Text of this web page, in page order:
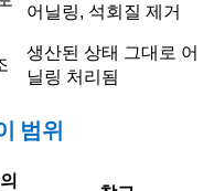
어닐링, 석회질 제거
생산된 상태 그대로 어
닐링 처리됨
범위